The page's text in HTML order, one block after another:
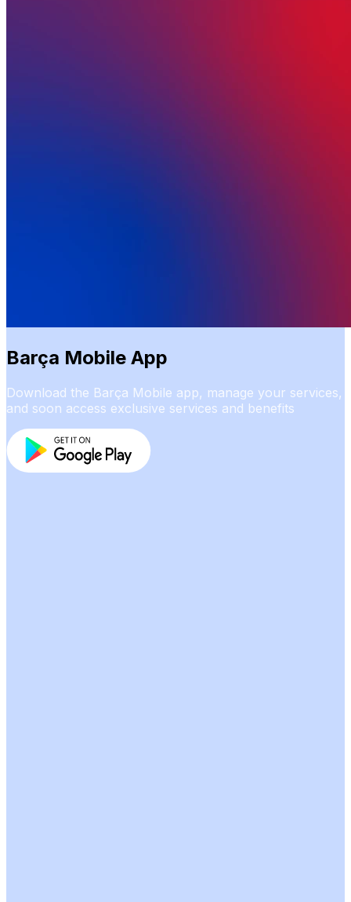
Barça Mobile App
Download the Barça Mobile app, manage your services,
and soon access exclusive services and benefits